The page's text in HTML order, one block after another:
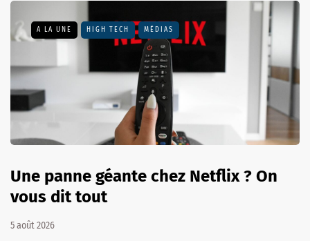
A LA UNE HIGH TECH MÉDIAS
Une panne géante chez Netflix ? On
vous dit tout
5 août 2026